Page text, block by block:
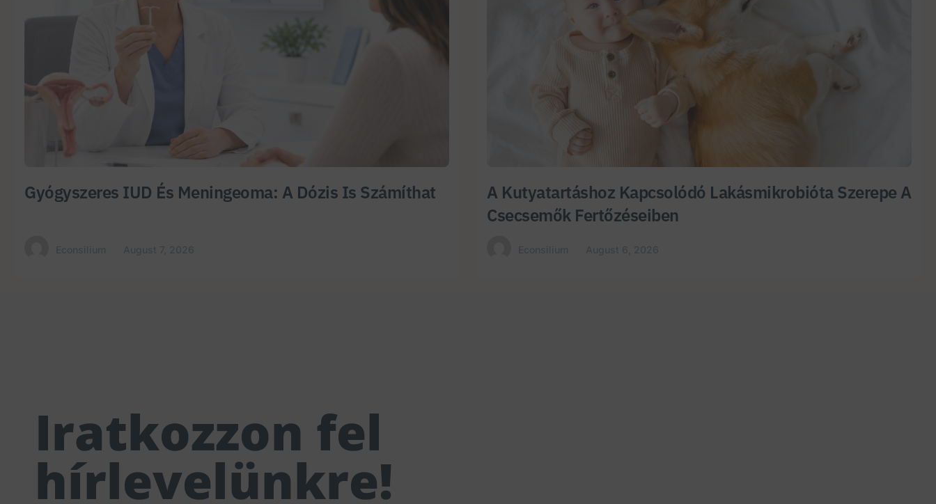
Gyógyszeres IUD És Meningeoma: A Dózis Is Számíthat
A Kutyatartáshoz Kapcsolódó Lakásmikrobióta Szerepe A
Csecsemők Fertőzéseiben
Iratkozzon fel
hírlevelünkre!